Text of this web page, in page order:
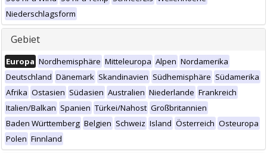
Niederschlagsform
Gebiet
Europa Nordhemisphäre Mitteleuropa Alpen Nordamerika
Deutschland Dänemark Skandinavien Südhemisphäre Südamerika
Afrika Ostasien Südasien Australien Niederlande Frankreich
Italien/Balkan Spanien Türkei/Nahost Großbritannien
Baden Württemberg Belgien Schweiz Island Österreich Osteuropa
Polen Finnland